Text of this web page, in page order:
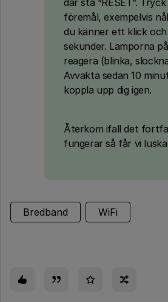
där stå “RESET”.
föremål, exempelvis
du känner ett klick och
sekunder. Lamporna
reagera (blinka,
Avvakta sedan 10
koppla upp dig igen.
Återkom ifall det
fungerar så får vi
Bredband WiFi